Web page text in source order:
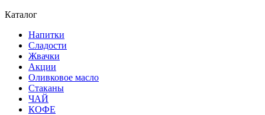
Каталог
Напитки
Сладости
Жвачки
Акции
Оливковое масло
Стаканы
ЧАЙ
КОФЕ